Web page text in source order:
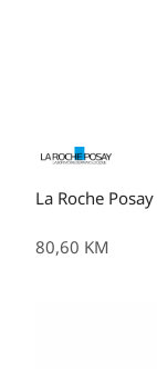
La Roche
80,60 KM